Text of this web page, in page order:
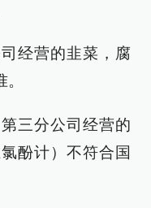
经营的韭菜，腐
三分公司经营的
酚计）不符合国